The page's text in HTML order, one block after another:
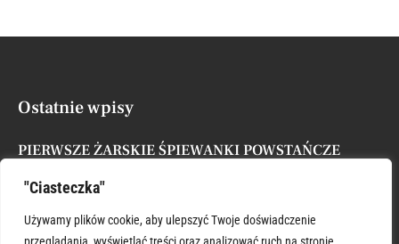
"Ciasteczka"
Używamy plików cookie, aby ulepszyć Twoje doświadczenie
Ostatnie wpisy
PIERWSZE ŻARSKIE ŚPIEWANKI POWSTAŃCZE
XVII NIEDZIELA ZWYKŁA
Posted byAdministrator 26 lipca, 2026